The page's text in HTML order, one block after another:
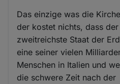
Das einzige was die
der kostet nichts, dass
zweitreichste Staat der
eine seiner vielen
Menschen in Italien und
die schwere Zeit nach der